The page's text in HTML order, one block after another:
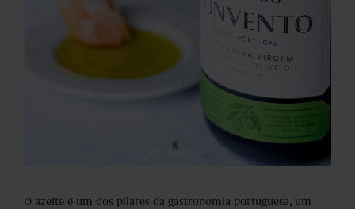
O azeite é um dos pilares da gastronomia portuguesa, um